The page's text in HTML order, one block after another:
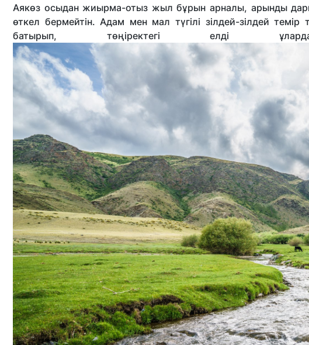
Аякөз осыдан жиырма-отыз жыл бұрын арналы, арынды
өткел бермейтін. Адам мен мал түгілі зілдей-зілдей
батырып, төңіректегі елді